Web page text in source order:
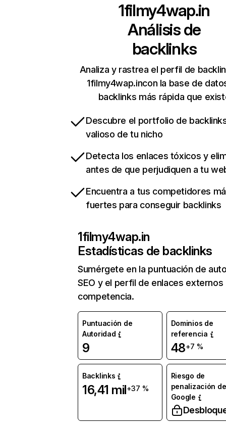
1filmy4wap.in
Análisis de
backlinks
Analiza y rastrea el perfil de
1filmy4wap.incon la base de
backlinks más rápida que
Descubre el portfolio de
valioso de tu nicho
Detecta los enlaces tóxicos y
antes de que perjudiquen a tu
Encuentra a tus competidores
fuertes para conseguir backlinks
1filmy4wap.in
Estadísticas de backlinks
Sumérgete en la puntuación de
SEO y el perfil de enlaces externos
competencia.
Puntuación de
Autoridad
9
Dominios de
referencia
48+7 %
Backlinks
16,41 mil+37 %
Riesgo de
penalización de
Google